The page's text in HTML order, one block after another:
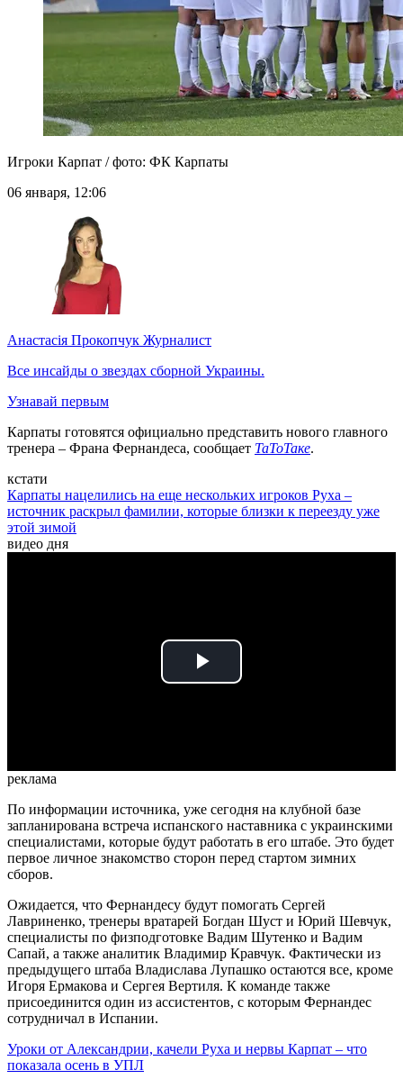
Игроки Карпат / фото: ФК Карпаты
06 января, 12:06
Анастасія Прокопчук Журналист
Все инсайды о звездах сборной Украины.
Узнавай первым
Карпаты готовятся официально представить нового главного
тренера – Франа Фернандеса, сообщает ТаТоТаке.
кстати
Карпаты нацелились на еще нескольких игроков Руха –
источник раскрыл фамилии, которые близки к переезду уже
этой зимой
видео дня
Play
реклама
По информации источника, уже сегодня на клубной базе
запланирована встреча испанского наставника с украинскими
специалистами, которые будут работать в его штабе. Это будет
первое личное знакомство сторон перед стартом зимних
сборов.
Ожидается, что Фернандесу будут помогать Сергей
Лавриненко, тренеры вратарей Богдан Шуст и Юрий Шевчук,
специалисты по физподготовке Вадим Шутенко и Вадим
Сапай, а также аналитик Владимир Кравчук. Фактически из
предыдущего штаба Владислава Лупашко остаются все, кроме
Игоря Ермакова и Сергея Вертиля. К команде также
присоединится один из ассистентов, с которым Фернандес
сотрудничал в Испании.
Уроки от Александрии, качели Руха и нервы Карпат – что
показала осень в УПЛ